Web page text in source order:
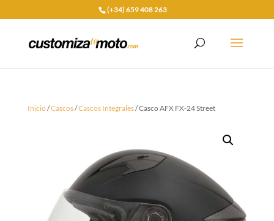
(+34) 659 408 263
Inicio/Cascos/Cascos Integrales/ Casco AFX FX-24 Street